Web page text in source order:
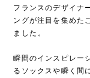
フランスのデザイナ
ングが注目を集めた
ました⁡。
瞬間のインスピレー
るソックスや瞬く間